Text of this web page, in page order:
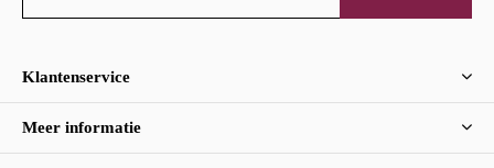
Klantenservice
Meer informatie